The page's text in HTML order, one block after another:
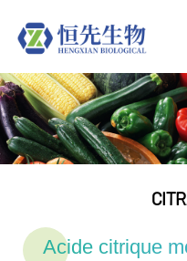
Acide citrique